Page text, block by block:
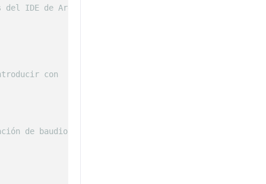
del IDE de Arduino !!!
con
de baudios!)